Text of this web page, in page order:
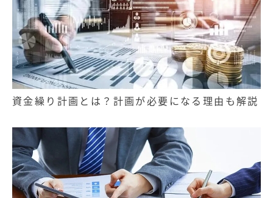
資金繰り計画とは？計画が必要になる理由も解説